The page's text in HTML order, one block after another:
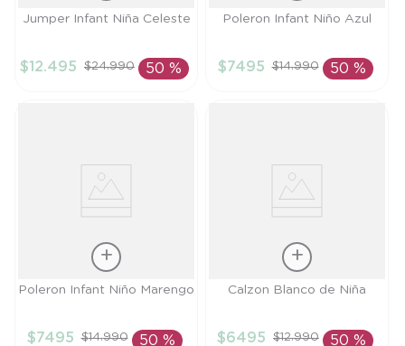
Talla
AÑADIR AL
Jumper Infant Niña Celeste
$12.495 $24.990 50 %
Talla
AÑADIR AL
Poleron Infant Niño Azul
$7495 $14.990 50 %
Talla
Poleron Infant Niño Marengo
$7495 $14.990 50 %
TallaCalzon Blanco de Niña
$6495 $12.990 50 %